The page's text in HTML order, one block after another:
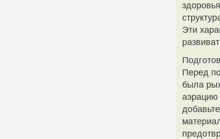
Эти
Перед
была
аэрацию